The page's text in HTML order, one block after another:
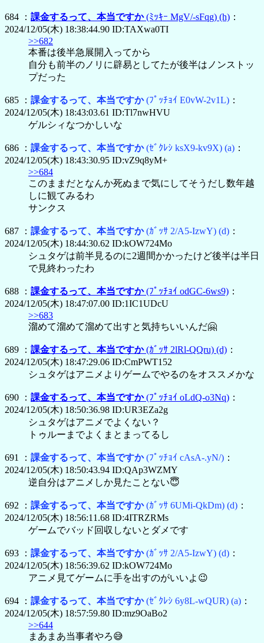
684 ： 課金するって、本当ですか(ﾐｯｷｰ MgV/-sFqg) (h) ：
2024/12/05(木) 18:38:44.90 ID:TAXwa0TI
>>682
本番は後半急展開入ってから
自分も前半のノリに辟易としてたが後半はノンストッ
プだった
685 ： 課金するって、本当ですか(ﾌﾟｯﾁｮｲ E0vW-2v1L) ：
2024/12/05(木) 18:43:03.61 ID:Tl7nwHVU
ゲルシィなつかしいな
686 ： 課金するって、本当ですか(ｾﾞｸﾚｼ ksX9-kv9X) (a) ：
2024/12/05(木) 18:43:30.95 ID:vZ9q8yM+
>>684
このままだとなんか死ぬまで気にしてそうだし数年越
しに観てみるわ
サンクス
687 ： 課金するって、本当ですか(ｶﾞｯｻ 2/A5-IzwY) (d) ：
2024/12/05(木) 18:44:30.62 ID:kOW724Mo
シュタゲは前半見るのに2週間かかったけど後半は半日
で見終わったわ
688 ： 課金するって、本当ですか(ﾌﾟｯﾁｮｲ odGC-6ws9) ：
2024/12/05(木) 18:47:07.00 ID:1IC1UDcU
>>683
溜めて溜めて溜めて出すと気持ちいいんだ🤗
689 ： 課金するって、本当ですか(ｶﾞｯｻ 2lRl-QQru) (d) ：
2024/12/05(木) 18:47:29.06 ID:CmPWT152
シュタゲはアニメよりゲームでやるのをオススメかな
690 ： 課金するって、本当ですか(ﾌﾟｯﾁｮｲ oLdQ-o3Nq) ：
2024/12/05(木) 18:50:36.98 ID:UR3EZa2g
シュタゲはアニメでよくない？
トゥルーまでよくまとまってるし
691 ： 課金するって、本当ですか(ﾌﾟｯﾁｮｲ cAsA-.yN/) ：
2024/12/05(木) 18:50:43.94 ID:QAp3WZMY
逆自分はアニメしか見たことない😇
692 ： 課金するって、本当ですか(ｶﾞｯｻ 6UMi-QkDm) (d) ：
2024/12/05(木) 18:56:11.68 ID:4ITRZRMs
ゲームでバッド回収しないとダメです
693 ： 課金するって、本当ですか(ｶﾞｯｻ 2/A5-IzwY) (d) ：
2024/12/05(木) 18:56:39.62 ID:kOW724Mo
アニメ見てゲームに手を出すのがいいよ😉
694 ： 課金するって、本当ですか(ｾﾞｸﾚｼ 6y8L-wQUR) (a) ：
2024/12/05(木) 18:57:59.80 ID:mz9OaBo2
>>644
まあまあ当事者やろ😅